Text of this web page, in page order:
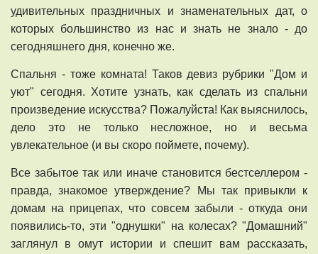
удивительных праздничных и знаменательных дат, о
которых большинство из нас и знать не знало - до
сегодняшнего дня, конечно же.
Спальня - тоже комната! Таков девиз рубрики "Дом и
уют" сегодня. Хотите узнать, как сделать из спальни
произведение искусства? Пожалуйста! Как выяснилось,
дело это не только несложное, но и весьма
увлекательное (и вы скоро поймете, почему).
Все забытое так или иначе становится бестселлером -
правда, знакомое утверждение? Мы так привыкли к
домам на прицепах, что совсем забыли - откуда они
появились-то, эти "однушки" на колесах? "Домашний"
заглянул в омут истории и спешит вам рассказать,